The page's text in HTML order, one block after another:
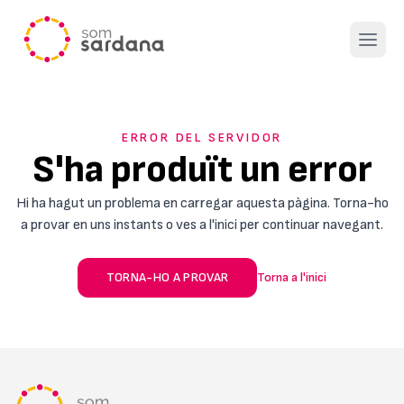
Open
ERROR DEL SERVIDOR
S'ha produït un error
Hi ha hagut un problema en carregar aquesta pàgina. Torna-ho
a provar en uns instants o ves a l'inici per continuar navegant.
TORNA-HO A PROVAR Torna a l'inici